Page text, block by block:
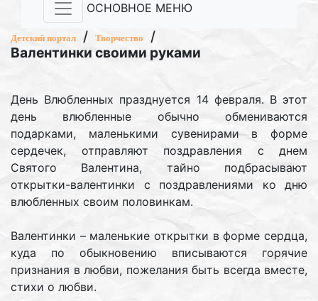
ОСНОВНОЕ МЕНЮ
Детский портал / Творчество
/
Валентинки своими руками
День Влюбленных празднуется 14 февраля. В этот
день влюбленные обычно обмениваются
подарками, маленькими сувенирами в форме
сердечек, отправляют поздравления с днем
Святого Валентина, тайно подбрасывают
открытки-валентинки с поздравлениями ко дню
влюбленных своим половинкам.
Валентинки – маленькие открытки в форме сердца,
куда по обыкновению вписываются горячие
признания в любви, пожелания быть всегда вместе,
стихи о любви.